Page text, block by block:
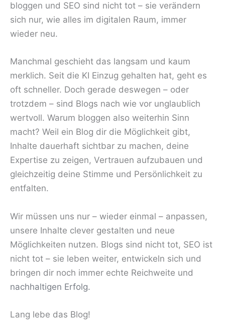
bloggen und SEO sind nicht tot – sie verändern
sich nur, wie alles im digitalen Raum, immer
wieder neu.
Manchmal geschieht das langsam und kaum
merklich. Seit die KI Einzug gehalten hat, geht es
oft schneller. Doch gerade deswegen – oder
trotzdem – sind Blogs nach wie vor unglaublich
wertvoll. Warum bloggen also weiterhin Sinn
macht? Weil ein Blog dir die Möglichkeit gibt,
Inhalte dauerhaft sichtbar zu machen, deine
Expertise zu zeigen, Vertrauen aufzubauen und
gleichzeitig deine Stimme und Persönlichkeit zu
entfalten.
Wir müssen uns nur – wieder einmal – anpassen,
unsere Inhalte clever gestalten und neue
Möglichkeiten nutzen. Blogs sind nicht tot, SEO ist
nicht tot – sie leben weiter, entwickeln sich und
bringen dir noch immer echte Reichweite und
nachhaltigen Erfolg.
Lang lebe das Blog!